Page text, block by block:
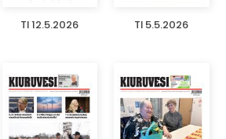
TI 12.5.2026 TI 5.5.2026